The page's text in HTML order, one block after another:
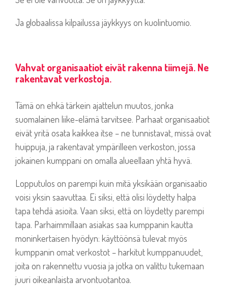
Ja globaalissa kilpailussa jäykkyys on kuolintuomio.
Vahvat organisaatiot eivät rakenna tiimejä. Ne
rakentavat verkostoja.
Tämä on ehkä tärkein ajattelun muutos, jonka
suomalainen liike-elämä tarvitsee. Parhaat organisaatiot
eivät yritä osata kaikkea itse – ne tunnistavat, missä ovat
huippuja, ja rakentavat ympärilleen verkoston, jossa
jokainen kumppani on omalla alueellaan yhtä hyvä.
Lopputulos on parempi kuin mitä yksikään organisaatio
voisi yksin saavuttaa. Ei siksi, että olisi löydetty halpa
tapa tehdä asioita. Vaan siksi, että on löydetty parempi
tapa. Parhaimmillaan asiakas saa kumppanin kautta
moninkertaisen hyödyn: käyttöönsä tulevat myös
kumppanin omat verkostot – harkitut kumppanuudet,
joita on rakennettu vuosia ja jotka on valittu tukemaan
juuri oikeanlaista arvontuotantoa.